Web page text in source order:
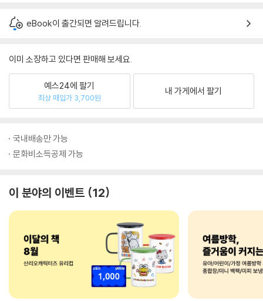
eBook이 출간되면 알려드립니다.
이미 소장하고 있다면 판매해 보세요.
예스24에 팔기
최상 매입가 3,700원
내 가게에서 팔기
국내배송만 가능
문화비소득공제 가능
이 분야의 이벤트 12